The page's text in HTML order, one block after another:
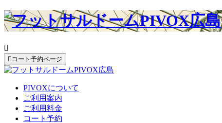

 コート予約ページ
PIVOXについて
ご利用案内
ご利用料金
コート予約